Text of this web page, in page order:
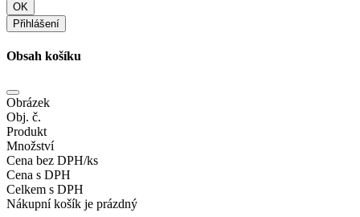
OK
Přihlášení
Obsah košíku
Obrázek
Obj. č.
Produkt
Množství
Cena bez DPH/ks
Cena s DPH
Celkem s DPH
Nákupní košík je prázdný